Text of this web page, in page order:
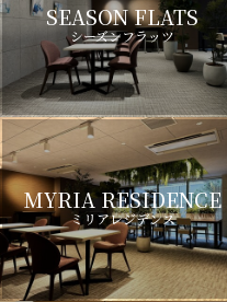
SEASON FLATS
シーズンフラッツ
MYRIA RESIDENCE
ミリアレジデンス